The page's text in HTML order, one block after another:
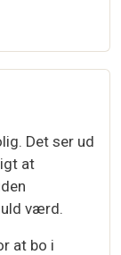
Det ser ud
at
værd.
at bo i